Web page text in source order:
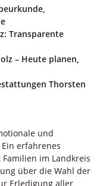
Transparente
– Heute planen,
Thorsten
und
erfahrenes
im Landkreis
über die Wahl der
Erledigung aller